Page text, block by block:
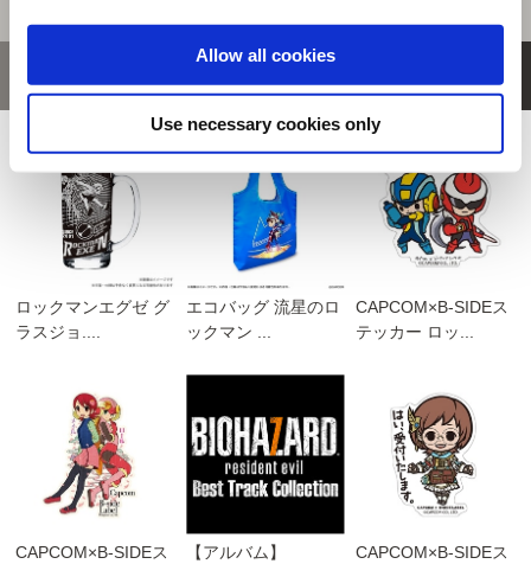
Allow all cookies
Use necessary cookies only
ロックマンエグゼ グ
ラスジョ....
エコバッグ 流星のロ
ックマン ...
CAPCOM×B-SIDEス
テッカー ロッ...
CAPCOM×B-SIDEス
【アルバム】
CAPCOM×B-SIDEス